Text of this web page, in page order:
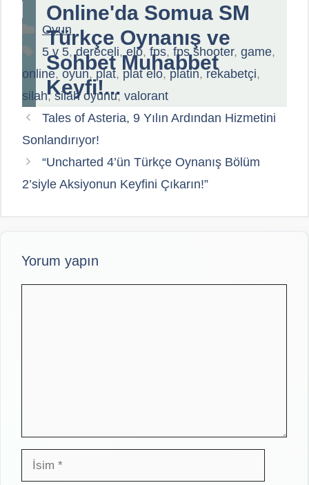
Online'da Somua SM
Türkçe Oynanış ve
Sohbet Muhabbet
Keyfi!...
Kategoriler
Oyun
Etiketler
5 v 5,dereceli, elo, fps, fps shooter, game,
online, oyun,plat, plat elo,platin,rekabetçi,
silah, silah oyunu, valorant
Tales of Asteria, 9 Yılın Ardından Hizmetini
Sonlandırıyor!
“Uncharted 4’ün Türkçe Oynanış Bölüm
2’siyle Aksiyonun Keyfini Çıkarın!”
Yorum yapın
İsim